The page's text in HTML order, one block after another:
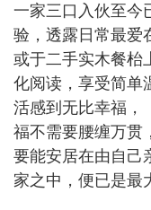
一家三口入伙至今
验，透露日常最爱
或于二手实木餐枱
化阅读，享受简单
活感到无比幸福，
福不需要腰缠万贯
要能安居在由自己
家之中，便已是最